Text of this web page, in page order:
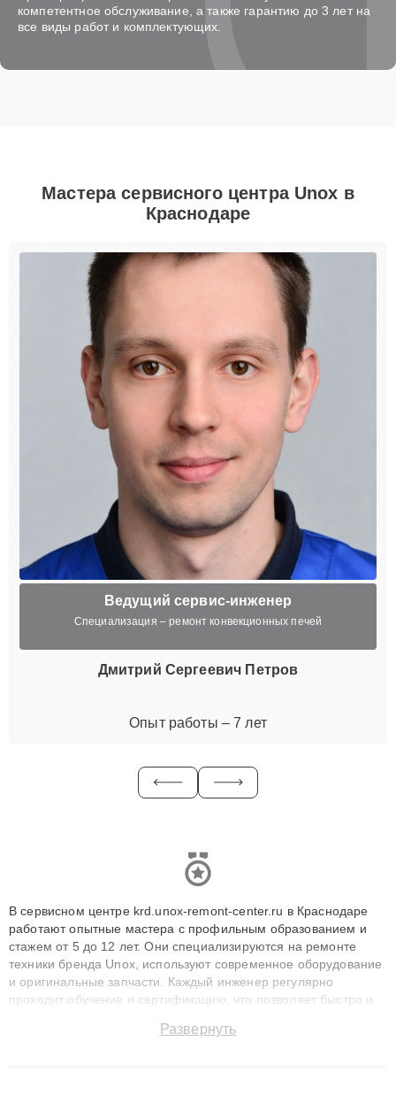
компетентное обслуживание, а также гарантию до 3 лет на
все виды работ и комплектующих.
Мастера сервисного центра Unox в
Краснодаре
Ведущий сервис-инженер
Специализация – ремонт конвекционных печей
Дмитрий Сергеевич Петров
Опыт работы – 7 лет
В сервисном центре krd.unox-remont-center.ru в Краснодаре
работают опытные мастера с профильным образованием и
стажем от 5 до 12 лет. Они специализируются на ремонте
техники бренда Unox, используют современное оборудование
и оригинальные запчасти. Каждый инженер регулярно
проходит обучение и сертификацию, что позволяет быстро и
сохранением гарантии до 3 лет. Наши мастера решают
Развернуть